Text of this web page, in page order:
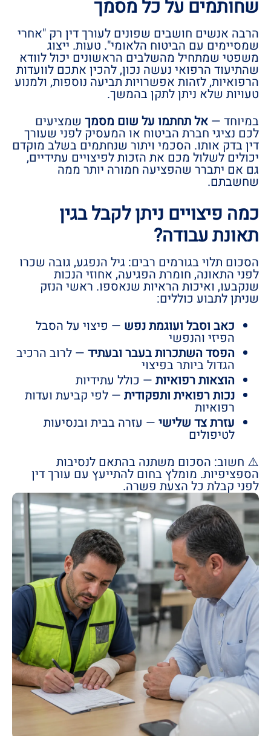
שחותמים על כל מסמך
הרבה אנשים חושבים שפונים לעורך דין רק "אחרי
שמסיימים עם הביטוח הלאומי". טעות. ייצוג
משפטי שמתחיל מהשלבים הראשונים יכול לוודא
שהתיעוד הרפואי נעשה נכון, להכין אתכם לוועדות
הרפואיות, לזהות אפשרויות תביעה נוספות, ולמנוע
טעויות שלא ניתן לתקן בהמשך.
במיוחד — אל תחתמו על שום מסמך שמציעים
לכם נציגי חברת הביטוח או המעסיק לפני שעורך
דין בדק אותו. הסכמי ויתור שנחתמים בשלב מוקדם
יכולים לשלול מכם את הזכות לפיצויים עתידיים,
גם אם יתברר שהפציעה חמורה יותר ממה
שחשבתם.
כמה פיצויים ניתן לקבל בגין
תאונת עבודה?
הסכום תלוי בגורמים רבים: גיל הנפגע, גובה שכרו
לפני התאונה, חומרת הפגיעה, אחוזי הנכות
שנקבעו, ואיכות הראיות שנאספו. ראשי הנזק
שניתן לתבוע כוללים:
כאב וסבל ועוגמת נפש — פיצוי על הסבל
הפיזי והנפשי
הפסד השתכרות בעבר ובעתיד — לרוב הרכיב
הגדול ביותר בפיצוי
הוצאות רפואיות — כולל עתידיות
נכות רפואית ותפקודית — לפי קביעת ועדות
רפואיות
עזרת צד שלישי — עזרה בבית ובנסיעות
לטיפולים
⚠️ חשוב: הסכום משתנה בהתאם לנסיבות
הספציפיות. מומלץ בחום להתייעץ עם עורך דין
לפני קבלת כל הצעת פשרה.